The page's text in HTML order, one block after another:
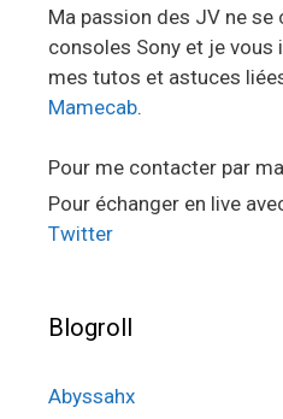
Ma passion des JV ne se
consoles Sony et je vous
mes tutos et astuces
Mamecab.
Pour me contacter par
Pour échanger en live
Twitter
Blogroll
Abyssahx